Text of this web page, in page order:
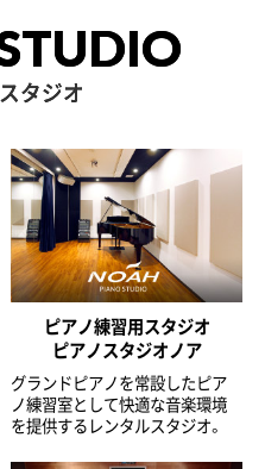
タジオ
ピアノ練習用スタジオ
ピアノスタジオノア
グランドピアノを常設したピア
ノ練習室として快適な音楽環境
を提供するレンタルスタジオ。